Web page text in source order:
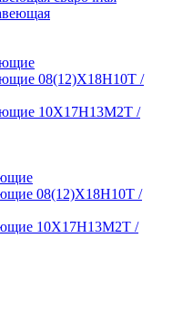
08(12)Х18Н10Т /
10Х17Н13М2Т /
08(12)Х18Н10Т /
10Х17Н13М2Т /